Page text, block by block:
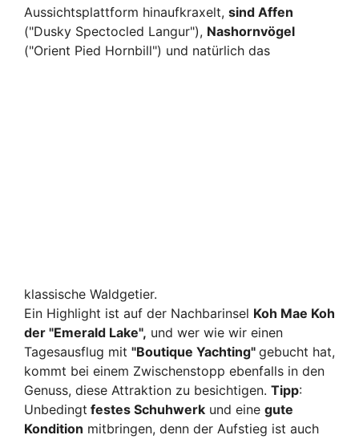
Aussichtsplattform hinaufkraxelt, sind Affen
("Dusky Spectocled Langur"), Nashornvögel
("Orient Pied Hornbill") und natürlich das
klassische Waldgetier.
Ein Highlight ist auf der Nachbarinsel Koh Mae Koh
der "Emerald Lake", und wer wie wir einen
Tagesausflug mit "Boutique Yachting" gebucht hat,
kommt bei einem Zwischenstopp ebenfalls in den
Genuss, diese Attraktion zu besichtigen. Tipp:
Unbedingt festes Schuhwerk und eine gute
Kondition mitbringen, denn der Aufstieg ist auch